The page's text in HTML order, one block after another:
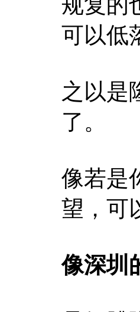
可以低
之以是
了。
像若是
望，可
像深圳